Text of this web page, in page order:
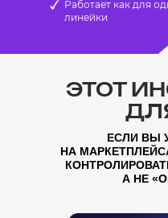
Работает как для
линейки
ЕСЛИ ВЫ
НА
А НЕ
ЭТОТ